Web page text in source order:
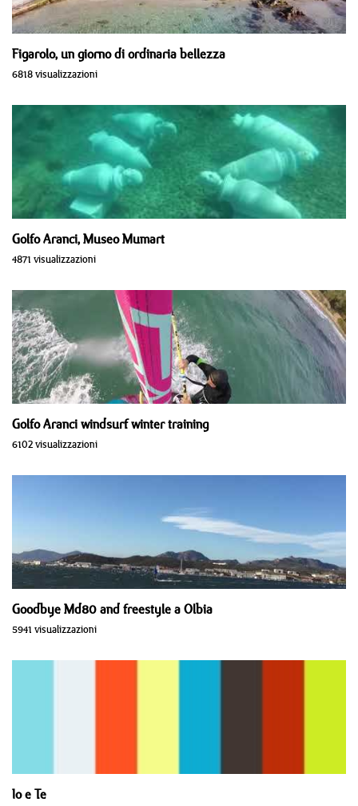
Figarolo, un giorno di ordinaria bellezza
6818 visualizzazioni
Golfo Aranci, Museo Mumart
4871 visualizzazioni
Golfo Aranci windsurf winter training
6102 visualizzazioni
Goodbye Md80 and freestyle a Olbia
5941 visualizzazioni
Io e Te